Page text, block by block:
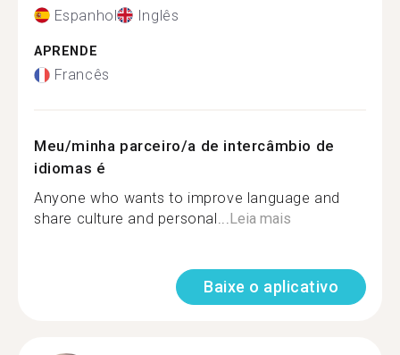
Espanhol Inglês
APRENDE
Francês
Meu/minha parceiro/a de intercâmbio de
idiomas é
Anyone who wants to improve language and
share culture and personal...Leia mais
Baixe o aplicativo